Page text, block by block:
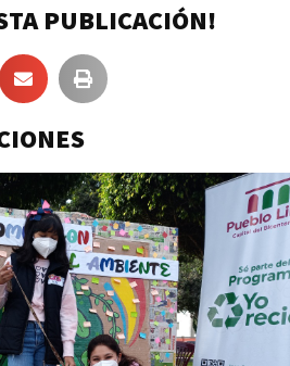
PUBLICACIÓN!